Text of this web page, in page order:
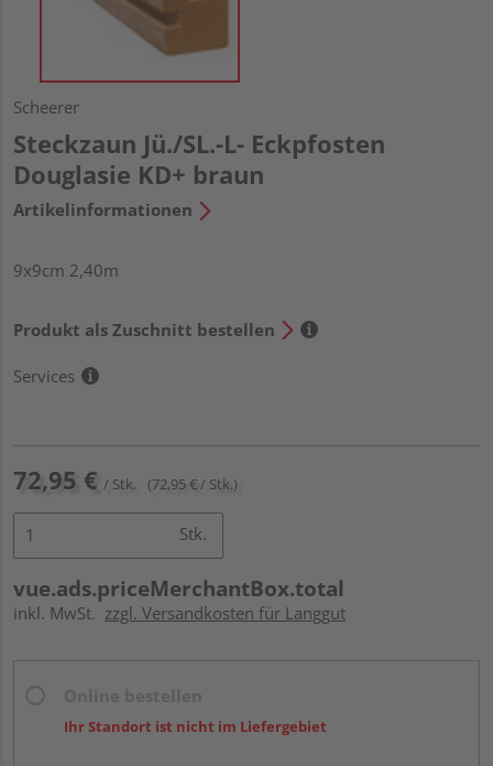
Scheerer
Steckzaun Jü./SL.-L- Eckpfosten
Douglasie KD+ braun
Artikelinformationen
9x9cm 2,40m
Produkt als Zuschnitt bestellen
Services
72,95 € / Stk. (72,95 € / Stk.)
Stk.
vue.ads.priceMerchantBox.total
inkl. MwSt. zzgl. Versandkosten für Langgut
Ihr Standort ist nicht im Liefergebiet